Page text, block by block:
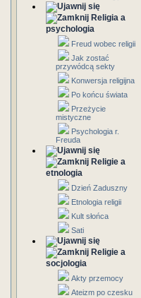
Religia a
psychologia
Freud wobec religii
Jak zostać
przywódcą sekty
Konwersja religijna
Po końcu świata
Przeżycie
mistyczne
Psychologia r.
Freuda
Religie a
etnologia
Dzień Zaduszny
Etnologia religii
Kult słońca
Sati
Religie a
socjologia
Akty przemocy
Ateizm po czesku